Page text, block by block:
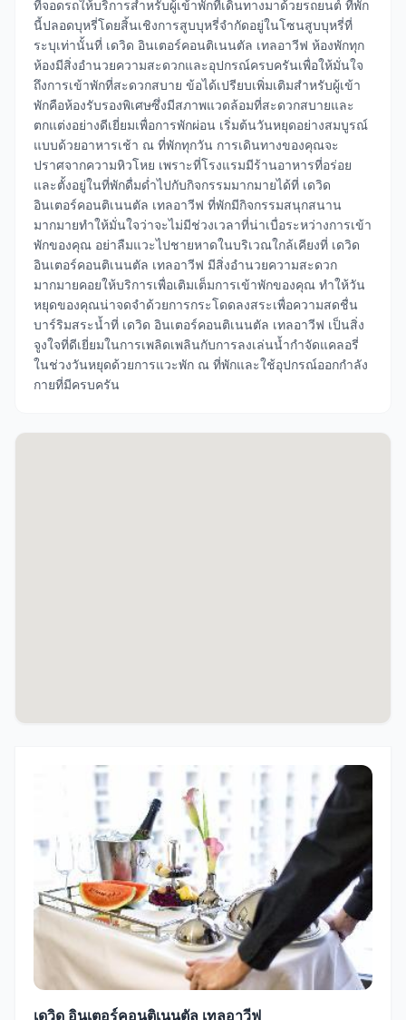
ที่จอดรถให้บริการสำหรับผู้เข้าพักที่เดินทางมาด้วยรถยนต์ ที่พัก
นี้ปลอดบุหรี่โดยสิ้นเชิงการสูบบุหรี่จำกัดอยู่ในโซนสูบบุหรี่ที่
ระบุเท่านั้นที่ เดวิด อินเตอร์คอนติเนนตัล เทลอาวีฟ ห้องพักทุก
ห้องมีสิ่งอำนวยความสะดวกและอุปกรณ์ครบครันเพื่อให้มั่นใจ
ถึงการเข้าพักที่สะดวกสบาย ข้อได้เปรียบเพิ่มเติมสำหรับผู้เข้า
พักคือห้องรับรองพิเศษซึ่งมีสภาพแวดล้อมที่สะดวกสบายและ
ตกแต่งอย่างดีเยี่ยมเพื่อการพักผ่อน เริ่มต้นวันหยุดอย่างสมบูรณ์
แบบด้วยอาหารเช้า ณ ที่พักทุกวัน การเดินทางของคุณจะ
ปราศจากความหิวโหย เพราะที่โรงแรมมีร้านอาหารที่อร่อย
และตั้งอยู่ในที่พักดื่มด่ำไปกับกิจกรรมมากมายได้ที่ เดวิด
อินเตอร์คอนติเนนตัล เทลอาวีฟ ที่พักมีกิจกรรมสนุกสนาน
มากมายทำให้มั่นใจว่าจะไม่มีช่วงเวลาที่น่าเบื่อระหว่างการเข้า
พักของคุณ อย่าลืมแวะไปชายหาดในบริเวณใกล้เคียงที่ เดวิด
อินเตอร์คอนติเนนตัล เทลอาวีฟ มีสิ่งอำนวยความสะดวก
มากมายคอยให้บริการเพื่อเติมเต็มการเข้าพักของคุณ ทำให้วัน
หยุดของคุณน่าจดจำด้วยการกระโดดลงสระเพื่อความสดชื่น
บาร์ริมสระน้ำที่ เดวิด อินเตอร์คอนติเนนตัล เทลอาวีฟ เป็นสิ่ง
จูงใจที่ดีเยี่ยมในการเพลิดเพลินกับการลงเล่นน้ำกำจัดแคลอรี่
ในช่วงวันหยุดด้วยการแวะพัก ณ ที่พักและใช้อุปกรณ์ออกกำลัง
กายที่มีครบครัน
เดวิด อินเตอร์คอนติเนนตัล เทลอาวีฟ